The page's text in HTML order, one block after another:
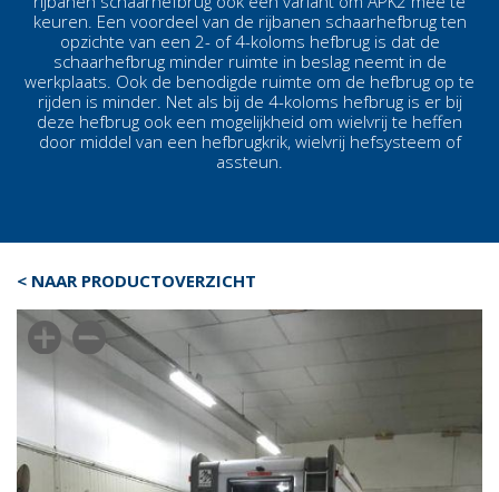
keuren. Een voordeel van de rijbanen schaarhefbrug ten
opzichte van een 2- of 4-koloms hefbrug is dat de
schaarhefbrug minder ruimte in beslag neemt in de
werkplaats. Ook de benodigde ruimte om de hefbrug op te
rijden is minder. Net als bij de 4-koloms hefbrug is er bij
deze hefbrug ook een mogelijkheid om wielvrij te heffen
door middel van een hefbrugkrik, wielvrij hefsysteem of
assteun.
< NAAR PRODUCTOVERZICHT